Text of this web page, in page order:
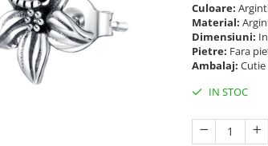
Culoare:
Material:
Dimensiuni:
Pietre: Fara
Ambalaj:
IN STOC